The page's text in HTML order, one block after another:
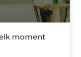
moment